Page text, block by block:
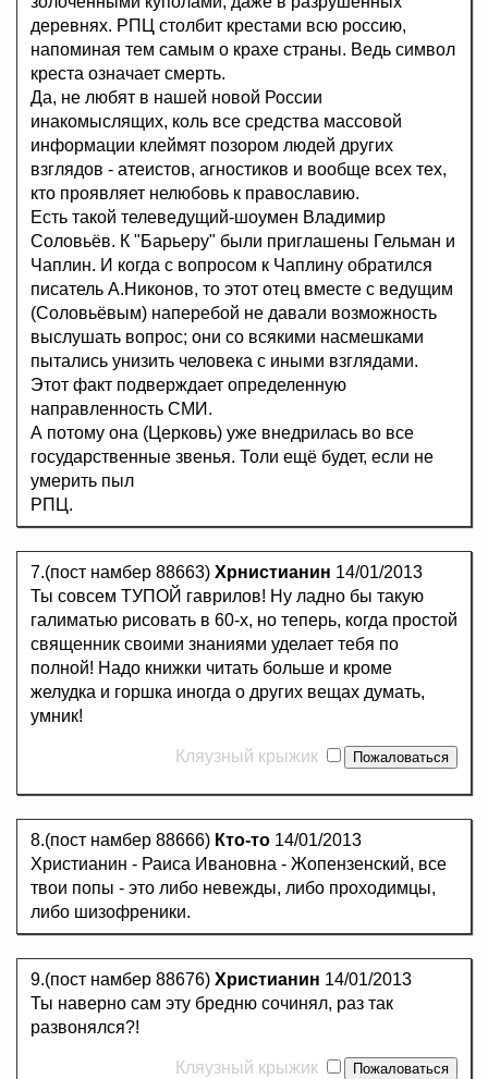
деревнях. РПЦ столбит крестами всю россию,
напоминая тем самым о крахе страны. Ведь символ
креста означает смерть.
Да, не любят в нашей новой России
инакомыслящих, коль все средства массовой
информации клеймят позором людей других
взглядов - атеистов, агностиков и вообще всех тех,
кто проявляет нелюбовь к православию.
Есть такой телеведущий-шоумен Владимир
Соловьёв. К "Барьеру" были приглашены Гельман и
Чаплин. И когда с вопросом к Чаплину обратился
писатель А.Никонов, то этот отец вместе с ведущим
(Соловьёвым) наперебой не давали возможность
выслушать вопрос; они со всякими насмешками
пытались унизить человека с иными взглядами.
Этот факт подверждает определенную
направленность СМИ.
А потому она (Церковь) уже внедрилась во все
государственные звенья. Толи ещё будет, если не
умерить пыл
РПЦ.
7.(пост намбер 88663) Хрнистианин 14/01/2013
Ты совсем ТУПОЙ гаврилов! Ну ладно бы такую
галиматью рисовать в 60-х, но теперь, когда простой
священник своими знаниями уделает тебя по
полной! Надо книжки читать больше и кроме
желудка и горшка иногда о других вещах думать,
умник!
Кляузный крыжик
8.(пост намбер 88666) Кто-то 14/01/2013
Христианин - Раиса Ивановна - Жопензенский, все
твои попы - это либо невежды, либо проходимцы,
либо шизофреники.
9.(пост намбер 88676) Христианин 14/01/2013
Ты наверно сам эту бредню сочинял, раз так
развонялся?!
Кляузный крыжик